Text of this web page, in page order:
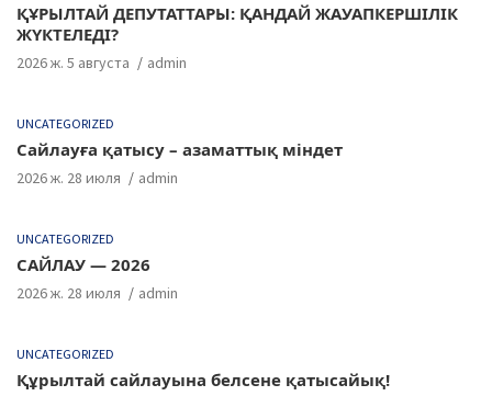
ҚҰРЫЛТАЙ ДЕПУТАТТАРЫ: ҚАНДАЙ ЖАУАПКЕРШІЛІК
ЖҮКТЕЛЕДІ?
2026 ж. 5 августа admin
UNCATEGORIZED
Сайлауға қатысу – азаматтық міндет
2026 ж. 28 июля admin
UNCATEGORIZED
САЙЛАУ — 2026
2026 ж. 28 июля admin
UNCATEGORIZED
Құрылтай сайлауына белсене қатысайық!